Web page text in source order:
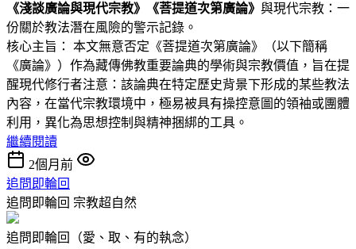
《淺談廣論與現代宗教》 《菩提道次第廣論》 與現代宗教：一
份關於教法潛在風險的警示記錄。
核心主旨： 本文無意否定《菩提道次第廣論》（以下簡稱
《廣論》）作為藏傳佛教重要論典的學術與宗教價值，旨在提
醒現代修行者注意：該論典在特定歷史背景下形成的某些教法
內容，在當代宗教環境中，極易被具有操控意圖的領袖或團體
利用，異化為思想控制與精神捆綁的工具。
繼續閱讀
2個月前
追問即輪回
追問即輪回 宗教超自然
追問即輪回（愛、取、有的執念）